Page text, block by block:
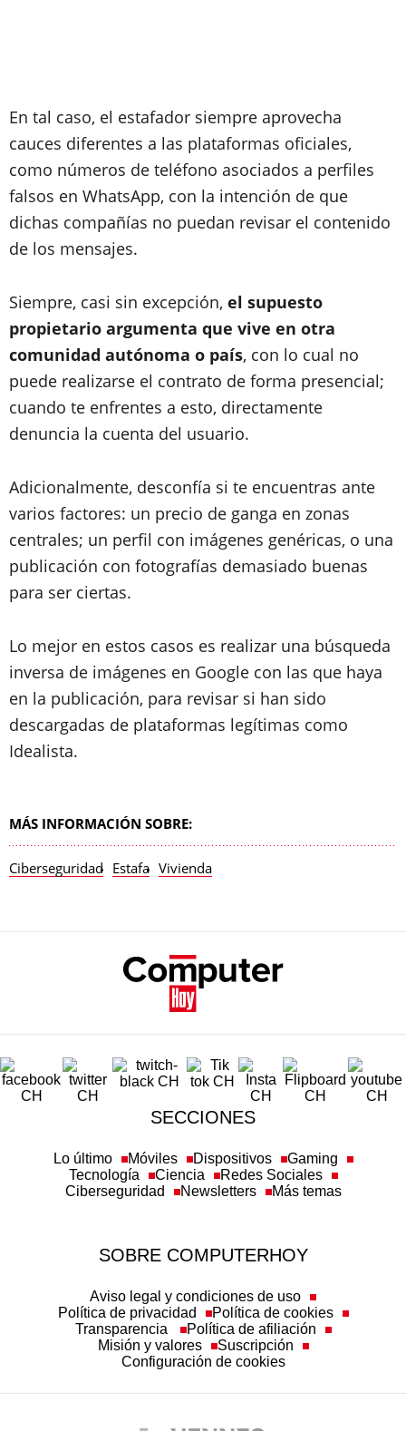
En tal caso, el estafador siempre aprovecha
cauces diferentes a las plataformas oficiales,
como números de teléfono asociados a perfiles
falsos en WhatsApp, con la intención de que
dichas compañías no puedan revisar el contenido
de los mensajes.
Siempre, casi sin excepción, el supuesto
propietario argumenta que vive en otra
comunidad autónoma o país, con lo cual no
puede realizarse el contrato de forma presencial;
cuando te enfrentes a esto, directamente
denuncia la cuenta del usuario.
Adicionalmente, desconfía si te encuentras ante
varios factores: un precio de ganga en zonas
centrales; un perfil con imágenes genéricas, o una
publicación con fotografías demasiado buenas
para ser ciertas.
Lo mejor en estos casos es realizar una búsqueda
inversa de imágenes en Google con las que haya
en la publicación, para revisar si han sido
descargadas de plataformas legítimas como
Idealista.
MÁS INFORMACIÓN SOBRE:
Ciberseguridad Estafa Vivienda
SECCIONES
Tecnología
Ciencia
Redes Sociales
Ciberseguridad
Newsletters Más temas
Política de privacidad
Política de cookies
Transparencia
Política de afiliación
Misión y valores
Suscripción
Configuración de cookies